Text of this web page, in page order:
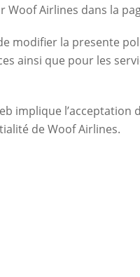
Airlines dans la
modifier la presente
ainsi que pour les
implique l’acceptation
de Woof Airlines.